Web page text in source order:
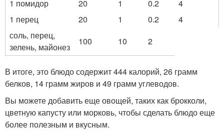
1 помидор
20 1 0.2
4
1 перец
20 1 0.2
4
соль, перец,
зелень, майонез
100 10 2
В итоге, это блюдо содержит 444 калорий, 26 грамм
белков, 14 грамм жиров и 49 грамм углеводов.
Вы можете добавить еще овощей, таких как брокколи,
цветную капусту или морковь, чтобы сделать блюдо еще
более полезным и вкусным.